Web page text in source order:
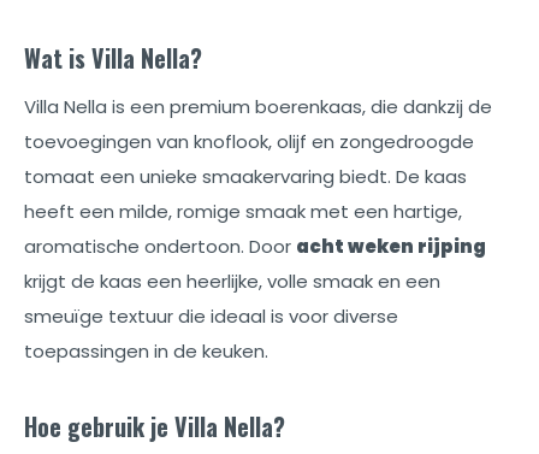
Wat is Villa Nella?
Villa Nella is een premium boerenkaas, die dankzij de
toevoegingen van knoflook, olijf en zongedroogde
tomaat een unieke smaakervaring biedt. De kaas
heeft een milde, romige smaak met een hartige,
aromatische ondertoon. Door acht weken rijping
krijgt de kaas een heerlijke, volle smaak en een
smeuïge textuur die ideaal is voor diverse
toepassingen in de keuken.
Hoe gebruik je Villa Nella?